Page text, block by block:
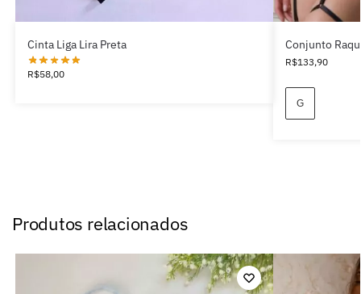
Cinta Liga Lira Preta
R$58,00
Conjunto
R$133,90
G
Produtos relacionados